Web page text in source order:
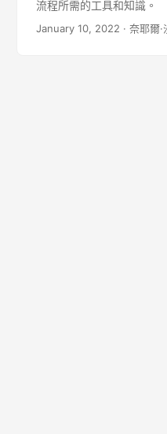
流程所需的工具和知識。
January 10, 2022 · 奈耶爾